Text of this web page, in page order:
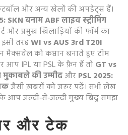
और अन्य खेलों की अपडेट्स हैं।
SKN बनाम ABF लाइव स्ट्रीमिंग
और प्रमुख खिलाड़ियों की फॉर्म का
तरहWI vs AUS 3rd T20I
मैक्सवेल को कप्तान बनाते हुए टीम
आप IPL या PSL के फ़ैन हैं तोGT vs
मुकाबले की उम्मीदऔरPSL 2025:
जैसी ख़बरों को जरूर पढ़ें। सभी लेख
आप जल्दी‑से‑जल्दी मुख्य बिंदु समझ
और टेक